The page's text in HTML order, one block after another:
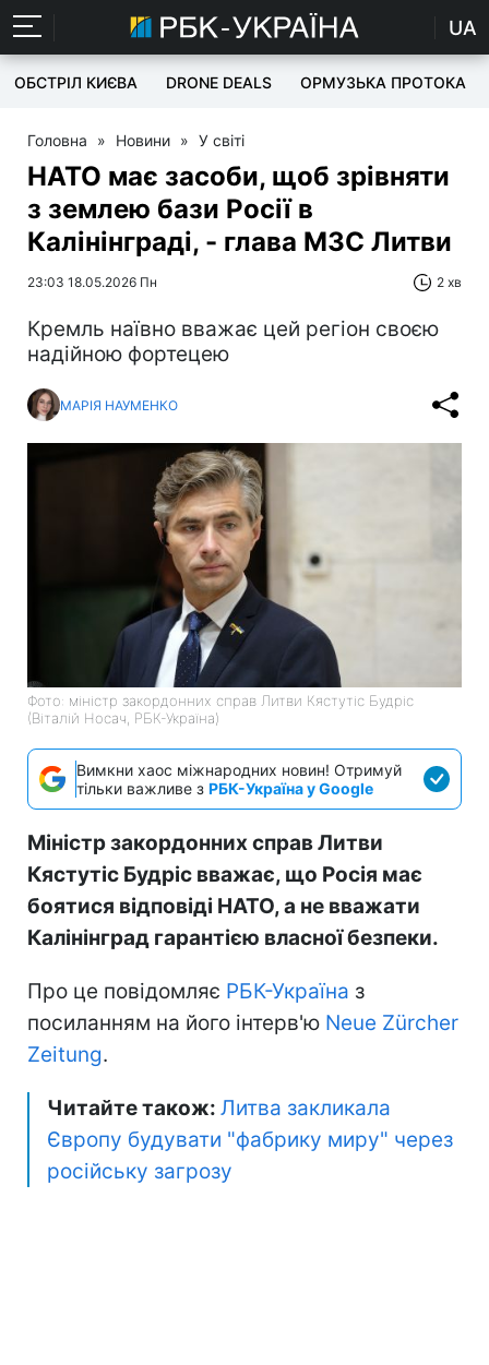
UA
ОБСТРІЛ КИЄВА DRONE DEALS ОРМУЗЬКА ПРОТОКА
Головна » Новини » У світі
НАТО має засоби, щоб зрівняти
з землею бази Росії в
Калінінграді, - глава МЗС Литви
23:03 18.05.2026 Пн 2 хв
Кремль наївно вважає цей регіон своєю
надійною фортецею
МАРІЯ НАУМЕНКО
Фото: міністр закордонних справ Литви Кястутіс Будріс
(Віталій Носач, РБК-Україна)
Вимкни хаос міжнародних новин! Отримуй
тільки важливе з РБК-Україна у Google
Міністр закордонних справ Литви
Кястутіс Будріс вважає, що Росія має
боятися відповіді НАТО, а не вважати
Калінінград гарантією власної безпеки.
Про це повідомляє РБК-Україна з
посиланням на його інтерв'ю Neue Zürcher
Zeitung.
Читайте також: Литва закликала
Європу будувати "фабрику миру" через
російську загрозу